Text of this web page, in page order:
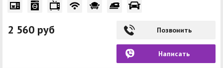
2 560 руб Позвонить
Написать